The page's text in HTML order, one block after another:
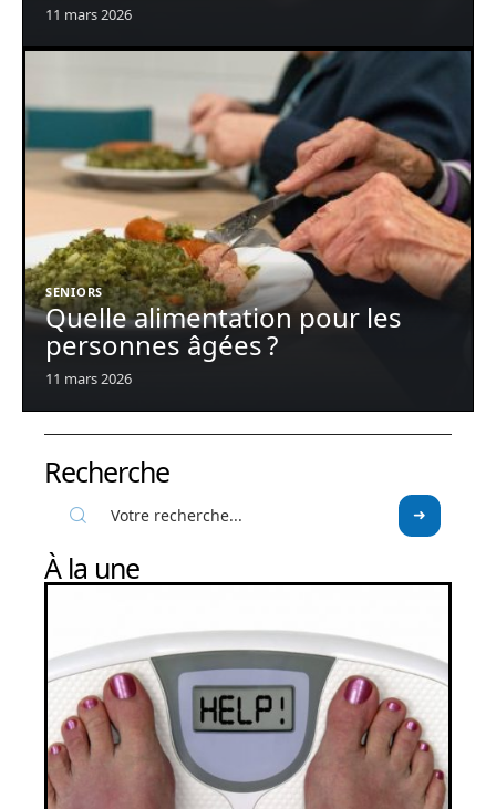
11 mars 2026
SENIORS
Quelle alimentation pour les
personnes âgées ?
11 mars 2026
Recherche
À la une